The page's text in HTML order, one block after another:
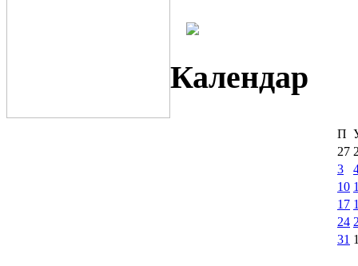
Календар
П
27
3
10
17
24
31